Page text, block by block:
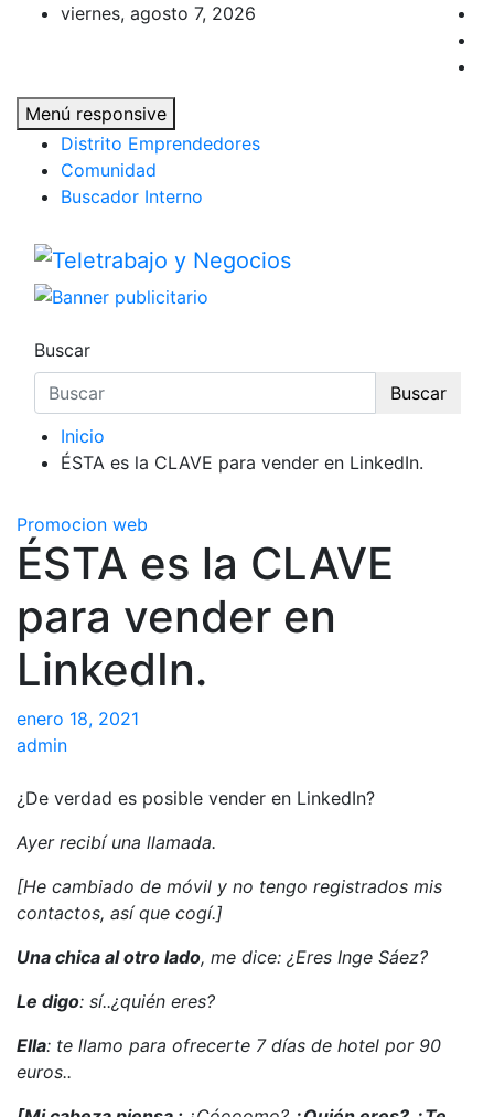
Saltar viernes, agosto 7, 2026
Menú responsive
Distrito Emprendedores
Comunidad
Buscador Interno
Teletrabajo y Negocios
Una iniciativa de Jose Manuel Fuentes
Buscar
Buscar
Inicio
ÉSTA es la CLAVE para vender en LinkedIn.
Promocion web
ÉSTA es la CLAVE
para vender en
LinkedIn.
enero 18, 2021
admin
¿De verdad es posible vender en LinkedIn?
Ayer recibí una llamada.
[He cambiado de móvil y no tengo registrados mis
contactos, así que cogí.]
Una chica al otro lado, me dice: ¿Eres Inge Sáez?
Le digo: sí..¿quién eres?
Ella: te llamo para ofrecerte 7 días de hotel por 90
euros..